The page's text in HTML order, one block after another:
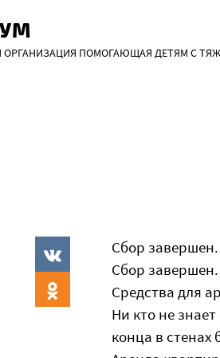
ОРГАНИЗАЦИЯ ПОМОГАЮЩАЯ ДЕТЯМ С
Сбор
Сбор
Средства для
Ни кто не
конца в